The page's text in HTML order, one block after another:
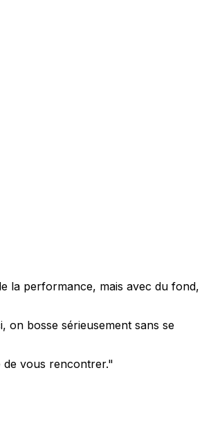
la performance, mais avec du fond,
bosse sérieusement sans se
de vous rencontrer."